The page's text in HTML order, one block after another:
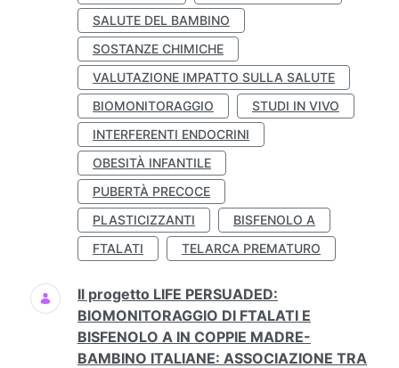
SALUTE DEL BAMBINO
SOSTANZE CHIMICHE
VALUTAZIONE IMPATTO SULLA SALUTE
BIOMONITORAGGIO
STUDI IN VIVO
INTERFERENTI ENDOCRINI
OBESITÀ INFANTILE
PUBERTÀ PRECOCE
PLASTICIZZANTI
BISFENOLO A
FTALATI
TELARCA PREMATURO
Il progetto LIFE PERSUADED:
BIOMONITORAGGIO DI FTALATI E
BISFENOLO A IN COPPIE MADRE-
BAMBINO ITALIANE: ASSOCIAZIONE TRA